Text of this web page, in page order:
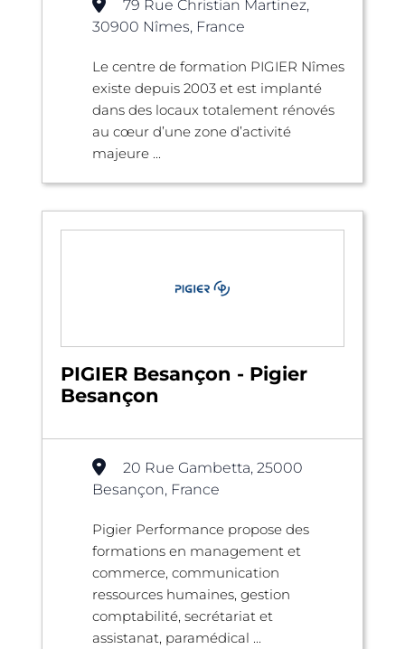
79 Rue Christian Martinez,
30900 Nîmes, France
Le centre de formation PIGIER Nîmes
existe depuis 2003 et est implanté
dans des locaux totalement rénovés
au cœur d’une zone d’activité
majeure ...
PIGIER Besançon - Pigier
Besançon
20 Rue Gambetta, 25000
Besançon, France
Pigier Performance propose des
formations en management et
commerce, communication
ressources humaines, gestion
comptabilité, secrétariat et
assistanat, paramédical ...